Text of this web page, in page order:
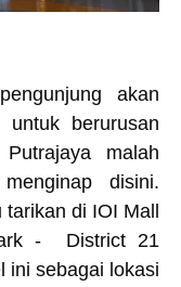
akan
untuk berurusan
malah
disini.
di IOI Mall
- District 21
ini sebagai lokasi